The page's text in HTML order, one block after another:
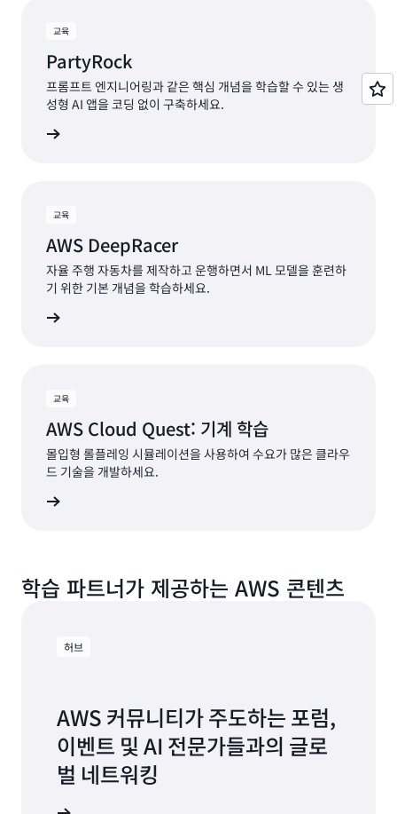
교육
PartyRock
프롬프트 엔지니어링과 같은 핵심 개념을 학습할 수 있는 생
성형 AI 앱을 코딩 없이 구축하세요.
교육
AWS DeepRacer
자율 주행 자동차를 제작하고 운행하면서 ML 모델을 훈련하
기 위한 기본 개념을 학습하세요.
교육
AWS Cloud Quest: 기계 학습
몰입형 롤플레잉 시뮬레이션을 사용하여 수요가 많은 클라우
드 기술을 개발하세요.
학습 파트너가 제공하는 AWS 콘텐츠
허브
AWS 커뮤니티가 주도하는 포럼,
이벤트 및 AI 전문가들과의 글로
벌 네트워킹